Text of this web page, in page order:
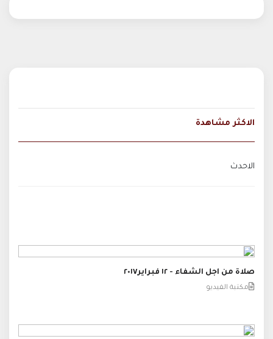
الاكثر مشاهدة
الاحدث
صلاة من اجل الشفاء - ١٢ فبراير٢٠١٧
مكتبة الفيديو